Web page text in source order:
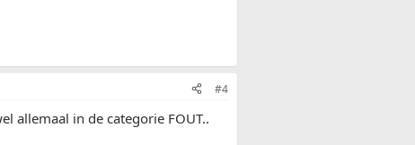
#4
allemaal in de categorie FOUT..